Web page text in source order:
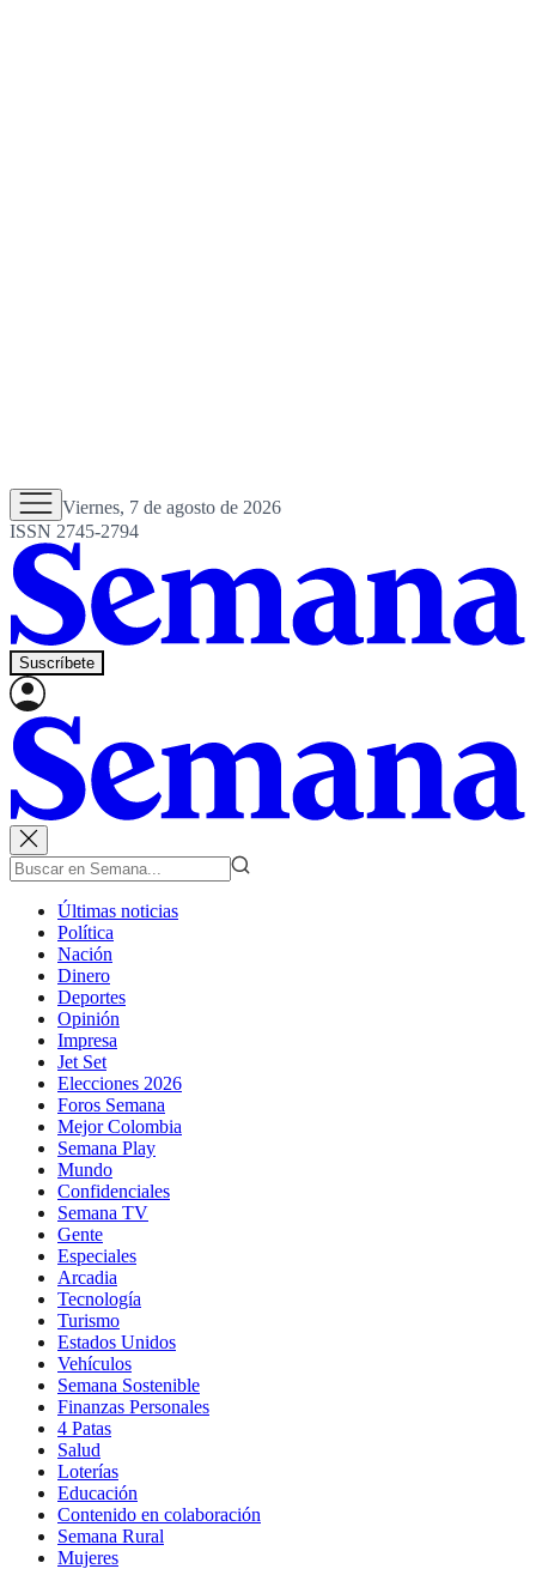
Viernes, 7 de agosto de 2026
ISSN 2745-2794
Suscríbete
Últimas noticias
Política
Nación
Dinero
Deportes
Opinión
Impresa
Jet Set
Elecciones 2026
Foros Semana
Mejor Colombia
Semana Play
Mundo
Confidenciales
Semana TV
Gente
Especiales
Arcadia
Tecnología
Turismo
Estados Unidos
Vehículos
Semana Sostenible
Finanzas Personales
4 Patas
Salud
Loterías
Educación
Contenido en colaboración
Semana Rural
Mujeres